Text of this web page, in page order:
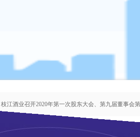
枝江酒业召开2020年第一次股东大会、第九届董事会
关于提名推荐第六届中国青年科技工作者协会会员人
枝江酒业召开2018年第二次股东大会、第八届董事会
枝江酒业召开2015年第一次股东大会、第七届董事会